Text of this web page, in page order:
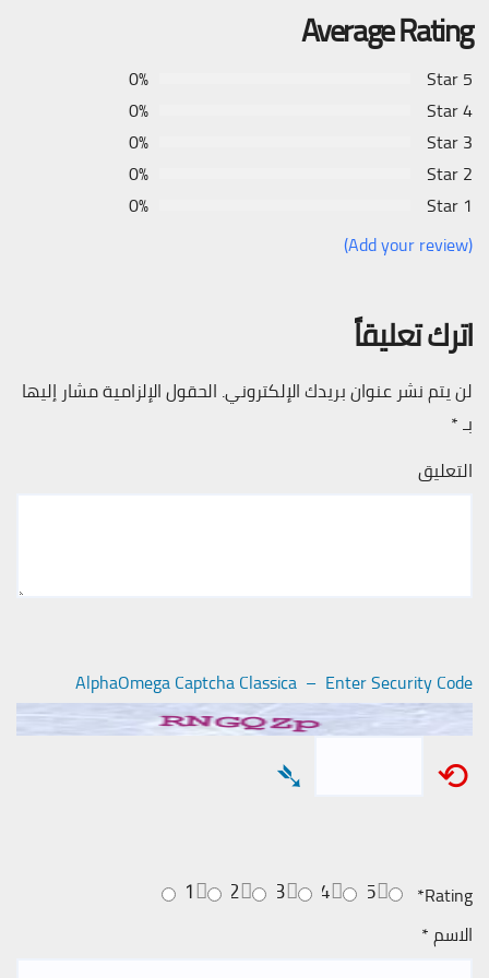
Average Rating
5 Star
0%
4 Star
0%
3 Star
0%
2 Star
0%
1 Star
0%
(Add your review)
اترك تعليقاً
لن يتم نشر عنوان بريدك الإلكتروني. الحقول الإلزامية مشار إليها
بـ*
التعليق
AlphaOmega Captcha Classica – Enter Security Code
⟲
➴
Rating
*
5
4
3
2
1
الاسم*